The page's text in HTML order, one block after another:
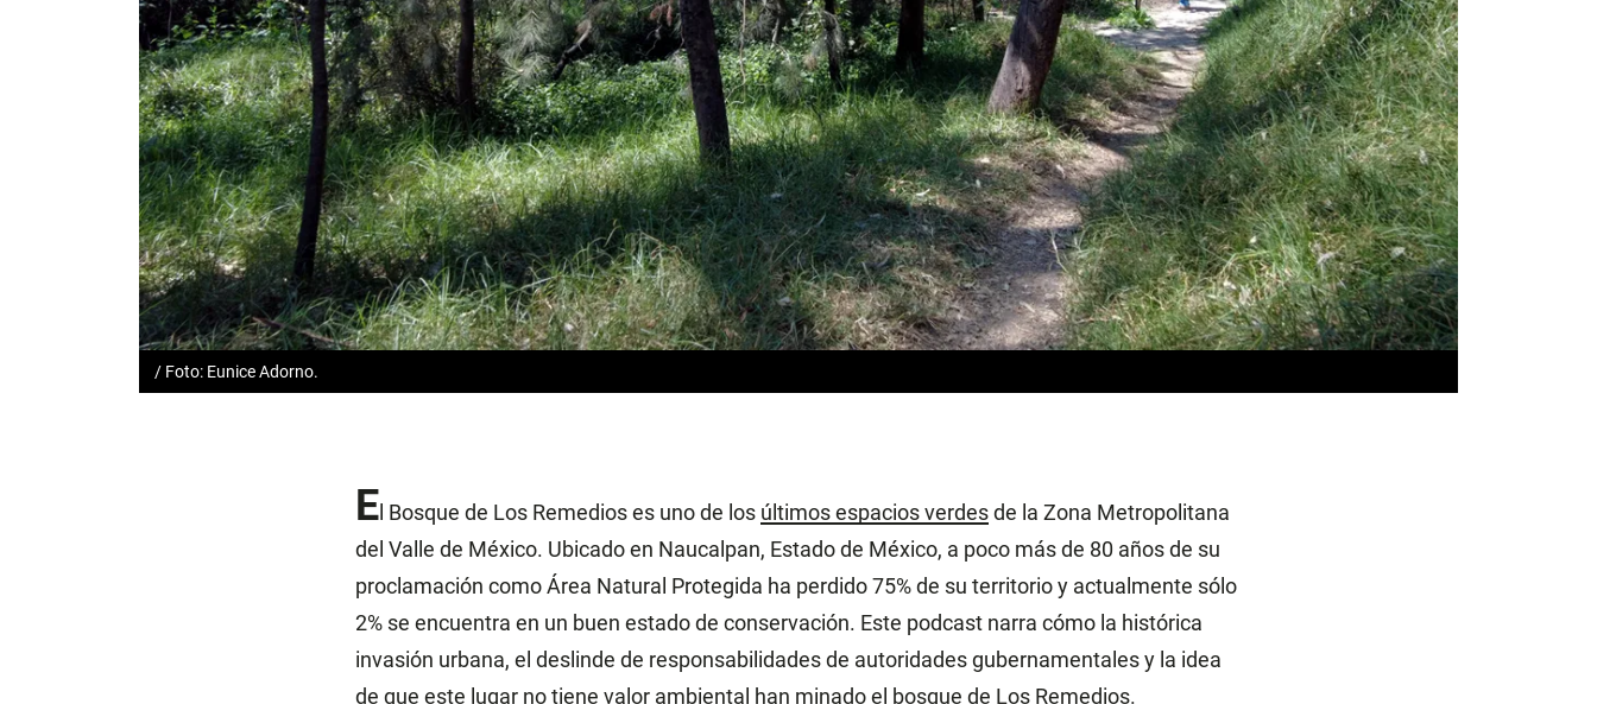
/ Foto: Eunice Adorno.
El Bosque de Los Remedios es uno de los últimos espacios verdesde la Zona Metropolitana
del Valle de México. Ubicado en Naucalpan, Estado de México, a poco más de 80 años de su
proclamación como Área Natural Protegida ha perdido 75% de su territorio y actualmente sólo
2% se encuentra en un buen estado de conservación. Este podcast narra cómo la histórica
invasión urbana, el deslinde de responsabilidades de autoridades gubernamentales y la idea
de que este lugar no tiene valor ambiental han minado el bosque de Los Remedios.